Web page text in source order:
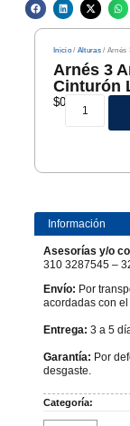
Inicio/ Alturas/ Arnés
Arnés 3
Cinturón
$0
Información
Asesorías y/o
310 3287545 –
Envío: Por
acordadas con el
Entrega: 3 a 5
Garantía: Por
desgaste.
Categoría: